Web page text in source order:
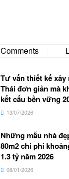
Comments
Tư vấn thiết kế xây
Thái đơn giản mà
kết cấu bền vững
13/07/2026
Những mẫu nhà
80m2 chi phí
1.3 tỷ năm 2026
08/01/2026